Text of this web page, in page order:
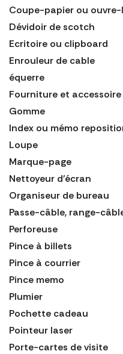
Coupe-papier ou
Dévidoir de scotch
Ecritoire ou clipboard
Enrouleur de cable
équerre
Fourniture et
Gomme
Index ou mémo
Loupe
Marque-page
Nettoyeur d'écran
Organiseur de bureau
Passe-câble, range-
Perforeuse
Pince à billets
Pince à courrier
Pince memo
Plumier
Pochette cadeau
Pointeur laser
Porte-cartes de visite